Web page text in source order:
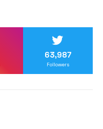
63,987
Followers